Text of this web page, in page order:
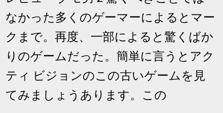
なかった多くのゲーマーによるとマー
クまで。再度、一部によると驚くばか
りのゲームだった。簡単に言うとアク
ティ ビジョンのこの古いゲームを見
てみましょうあります。この